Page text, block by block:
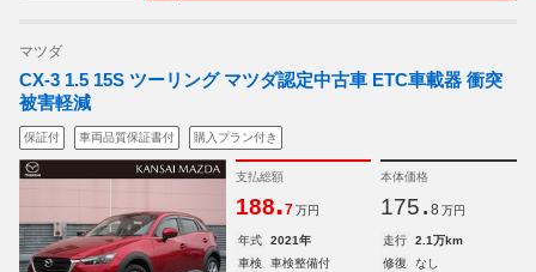
マツダ
CX-3 1.5 15S ツーリング マツダ認定中古車 ETC車載器 衝突
被害軽減
保証付 車両品質保証書付 購入プラン付き
支払総額
188.7 万円
本体価格
175. 8 万円
年式 2021年 走行
2.1万km
車検
車検整備付 修復
なし